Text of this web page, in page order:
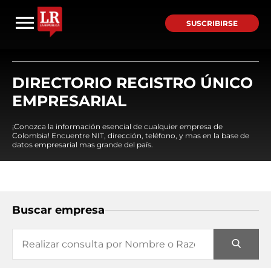
SUSCRIBIRSE
DIRECTORIO REGISTRO ÚNICO
EMPRESARIAL
¡Conozca la información esencial de cualquier empresa de
Colombia! Encuentre NIT, dirección, teléfono, y mas en la base de
datos empresarial mas grande del país.
Buscar empresa